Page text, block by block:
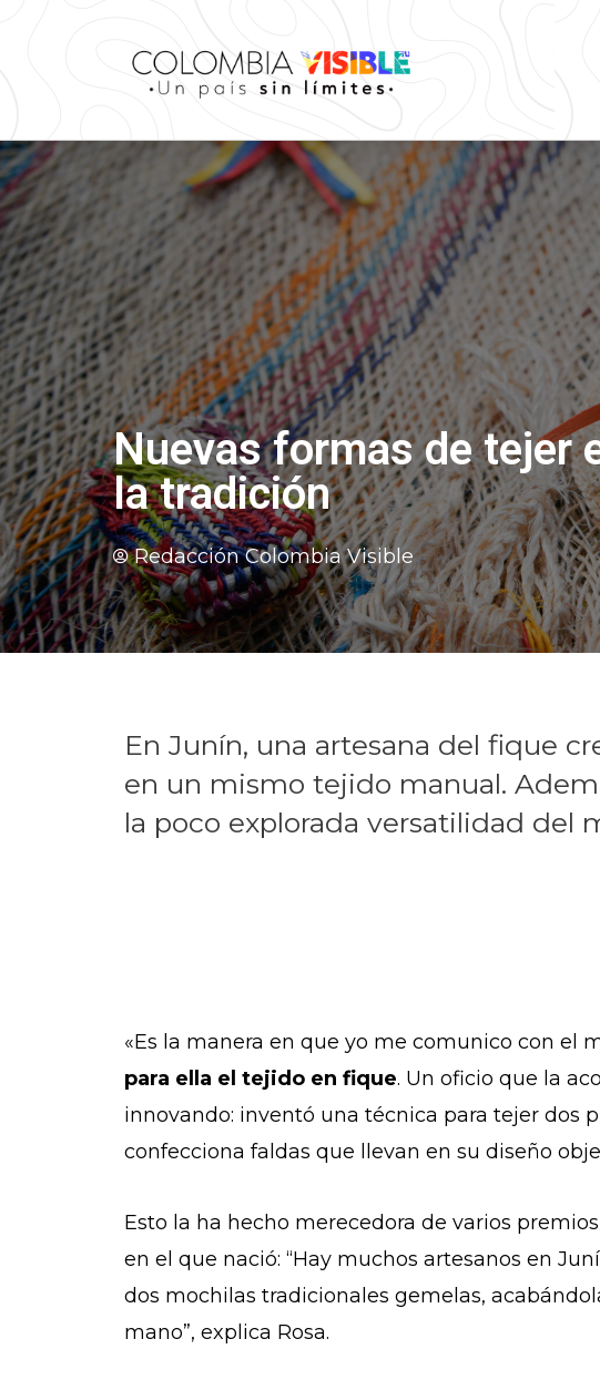
Nuevas formas de tejer
la tradición
Redacción Colombia Visible
En Junín, una artesana del fique
en un mismo tejido manual.
la poco explorada versatilidad del
«Es la manera en que yo me comunico con el
para ella el tejido en fique. Un oficio que la
innovando: inventó una técnica para tejer dos
confecciona faldas que llevan en su diseño
Esto la ha hecho merecedora de varios
en el que nació: “Hay muchos artesanos en
dos mochilas tradicionales gemelas,
mano”, explica Rosa.